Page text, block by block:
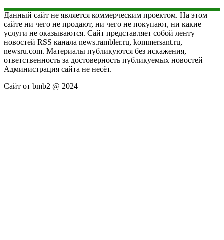
Данный сайт не является коммерческим проектом. На этом
сайте ни чего не продают, ни чего не покупают, ни какие
услуги не оказываются. Сайт представляет собой ленту
новостей RSS канала news.rambler.ru, kommersant.ru,
newsru.com. Материалы публикуются без искажения,
ответственность за достоверность публикуемых новостей
Администрация сайта не несёт.
Сайт от bmb2 @ 2024